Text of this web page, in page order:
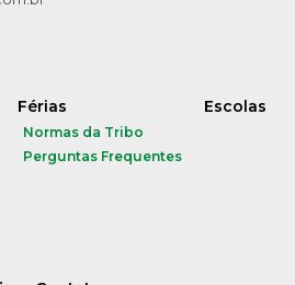
Férias
Normas da Tribo
Perguntas Frequentes
Escolas